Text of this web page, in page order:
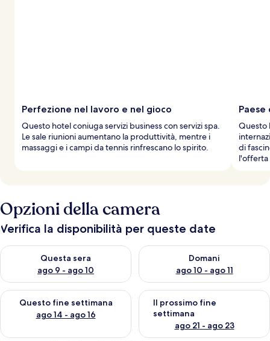
Perfezione nel lavoro e nel gioco
Questo hotel coniuga servizi business con servizi spa.
Le sale riunioni aumentano la produttività, mentre i
massaggi e i campi da tennis rinfrescano lo spirito.
Questo
di
l'offerta
Opzioni della camera
Verifica la disponibilità per queste date
Questa sera
ago 9 - ago 10
Verifica la disponibilità per questa sera, ago 9 - ago 10
Domani
ago 10 - ago 11
Verifica la disponibilità per
Questo fine settimana
ago 14 - ago 16
Verifica la disponibilità per questo fine settimana, ago 14 -
Il prossimo fine
settimana
ago 21 - ago 23
Verifica la disponibilità per il